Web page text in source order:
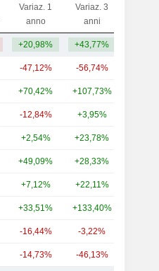
Variaz. 1
anno
Variaz. 3
anni
+20,98% +43,77%
-47,12% -56,74%
+70,42% +107,73%
-12,84% +3,95%
+2,54% +23,78%
+49,09% +28,33%
+7,12% +22,11%
+33,51% +133,40%
-16,44% -3,22%
-14,73% -46,13%